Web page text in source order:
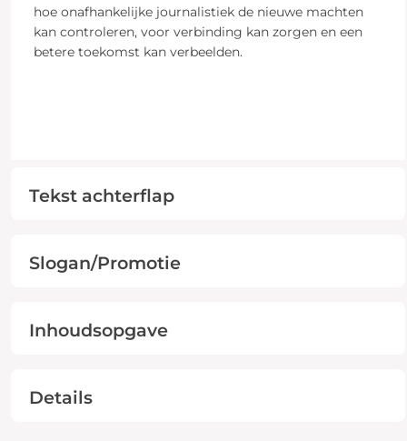
hoe onafhankelijke journalistiek de nieuwe machten
kan controleren, voor verbinding kan zorgen en een
betere toekomst kan verbeelden.
Tekst achterflap
Slogan/Promotie
Inhoudsopgave
Details